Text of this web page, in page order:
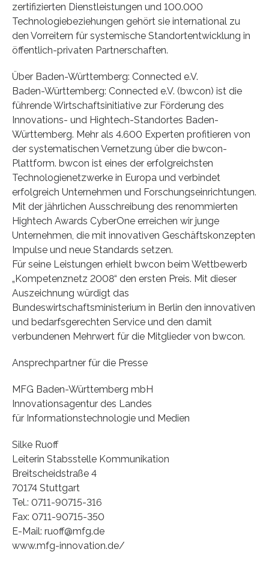
zertifizierten Dienstleistungen und 100.000
Technologiebeziehungen gehört sie international zu
den Vorreitern für systemische Standortentwicklung in
öffentlich-privaten Partnerschaften.
Über Baden-Württemberg: Connected e.V.
Baden-Württemberg: Connected e.V. (bwcon) ist die
führende Wirtschaftsinitiative zur Förderung des
Innovations- und Hightech-Standortes Baden-
Württemberg. Mehr als 4.600 Experten profitieren von
der systematischen Vernetzung über die bwcon-
Plattform. bwcon ist eines der erfolgreichsten
Technologienetzwerke in Europa und verbindet
erfolgreich Unternehmen und Forschungseinrichtungen.
Mit der jährlichen Ausschreibung des renommierten
Hightech Awards CyberOne erreichen wir junge
Unternehmen, die mit innovativen Geschäftskonzepten
Impulse und neue Standards setzen.
Für seine Leistungen erhielt bwcon beim Wettbewerb
„Kompetenznetz 2008“ den ersten Preis. Mit dieser
Auszeichnung würdigt das
Bundeswirtschaftsministerium in Berlin den innovativen
und bedarfsgerechten Service und den damit
verbundenen Mehrwert für die Mitglieder von bwcon.
Ansprechpartner für die Presse
MFG Baden-Württemberg mbH
Innovationsagentur des Landes
für Informationstechnologie und Medien
Silke Ruoff
Leiterin Stabsstelle Kommunikation
Breitscheidstraße 4
70174 Stuttgart
Tel.: 0711-90715-316
Fax: 0711-90715-350
E-Mail: ruoff@mfg.de
www.mfg-innovation.de/